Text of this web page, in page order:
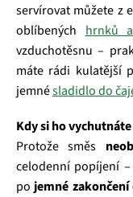
servírovat můžete z
oblíbených hrnků
vzduchotěsnu –
máte rádi kulatější
jemnésladidlo do
Kdy si ho vychutnáte
Protože směs
celodenní popíjení
po jemné zakončení